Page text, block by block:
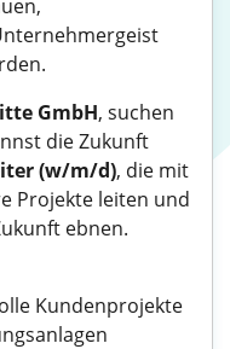
GmbH, suchen
die Zukunft
(w/m/d), die mit
Projekte leiten und
ebnen.
Kundenprojekte